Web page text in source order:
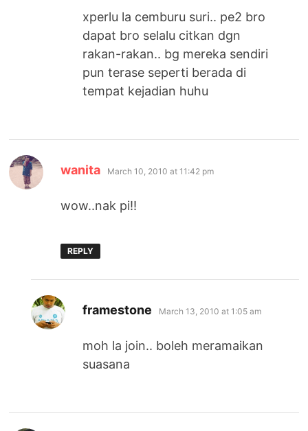
xperlu la cemburu suri.. pe2 bro
dapat bro selalu citkan dgn
rakan-rakan.. bg mereka sendiri
pun terase seperti berada di
tempat kejadian huhu
wanita says:
March 10, 2010 at 11:42 pm
wow..nak pi!!
REPLY
framestone says:
March 13, 2010 at 1:05 am
moh la join.. boleh meramaikan
suasana